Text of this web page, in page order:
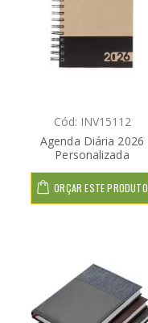
Cód: INV15112
Agenda Diária 2026
Personalizada
ORÇAR ESTE PRODUTO